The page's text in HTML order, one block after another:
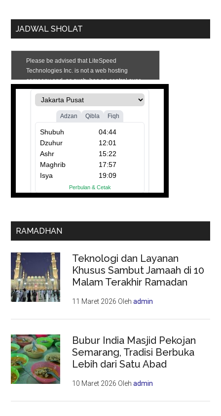
JADWAL SHOLAT
RAMADHAN
Teknologi dan Layanan
Khusus Sambut Jamaah di 10
Malam Terakhir Ramadan
11 Maret 2026 Olehadmin
Bubur India Masjid Pekojan
Semarang, Tradisi Berbuka
Lebih dari Satu Abad
10 Maret 2026 Olehadmin